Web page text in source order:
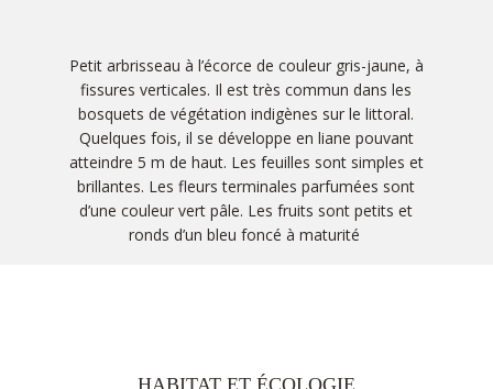
Petit arbrisseau à l’écorce de couleur gris-jaune, à
fissures verticales. Il est très commun dans les
bosquets de végétation indigènes sur le littoral.
Quelques fois, il se développe en liane pouvant
atteindre 5 m de haut. Les feuilles sont simples et
brillantes. Les fleurs terminales parfumées sont
d’une couleur vert pâle. Les fruits sont petits et
ronds d’un bleu foncé à maturité
HABITAT ET ÉCOLOGIE